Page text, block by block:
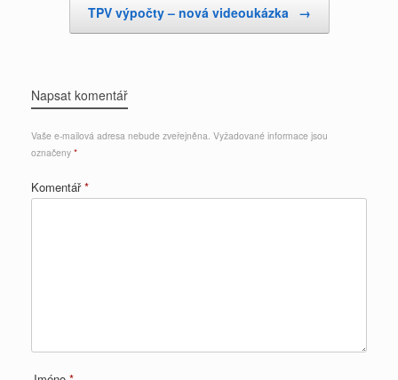
TPV výpočty – nová videoukázka →
Napsat komentář
Vaše e-mailová adresa nebude zveřejněna. Vyžadované informace jsou
označeny *
Komentář*